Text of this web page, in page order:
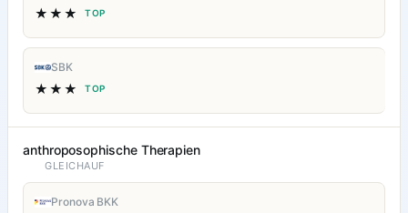
★★★ TOP
SBK
★★★ TOP
anthroposophische Therapien
GLEICHAUF
Pronova BKK